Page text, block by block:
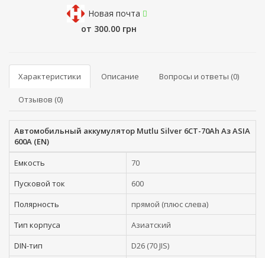
Новая почта
от 300.00 грн
Характеристики Описание Вопросы и ответы (0)
Отзывов (0)
Автомобильный аккумулятор Mutlu Silver 6СТ-70Ah Аз ASIA
600A (EN)
Емкость
70
Пусковой ток
600
Полярность
прямой (плюс слева)
Тип корпуса
Азиатский
DIN-тип
D26 (70 JIS)